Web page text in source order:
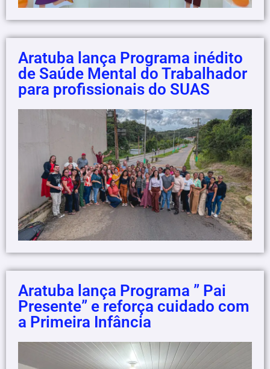
Aratuba lança Programa inédito
de Saúde Mental do Trabalhador
para profissionais do SUAS
Aratuba lança Programa ” Pai
Presente” e reforça cuidado com
a Primeira Infância